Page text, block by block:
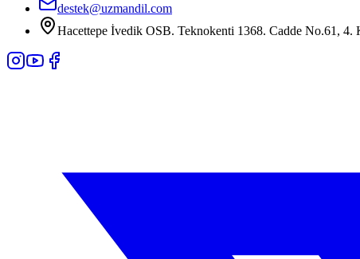
destek@uzmandil.com
Hacettepe İvedik OSB. Teknokenti 1368. Cadde No.61,